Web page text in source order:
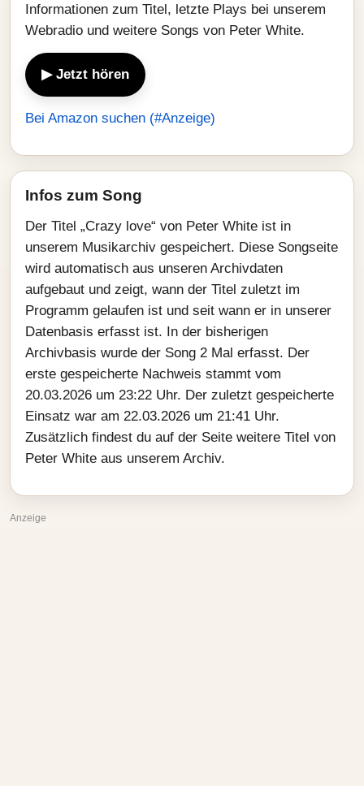
Informationen zum Titel, letzte Plays bei unserem
Webradio und weitere Songs von Peter White.
▶ Jetzt hören
Bei Amazon suchen (#Anzeige)
Infos zum Song
Der Titel „Crazy love“ von Peter White ist in
unserem Musikarchiv gespeichert. Diese Songseite
wird automatisch aus unseren Archivdaten
aufgebaut und zeigt, wann der Titel zuletzt im
Programm gelaufen ist und seit wann er in unserer
Datenbasis erfasst ist. In der bisherigen
Archivbasis wurde der Song 2 Mal erfasst. Der
erste gespeicherte Nachweis stammt vom
20.03.2026 um 23:22 Uhr. Der zuletzt gespeicherte
Einsatz war am 22.03.2026 um 21:41 Uhr.
Zusätzlich findest du auf der Seite weitere Titel von
Peter White aus unserem Archiv.
Anzeige